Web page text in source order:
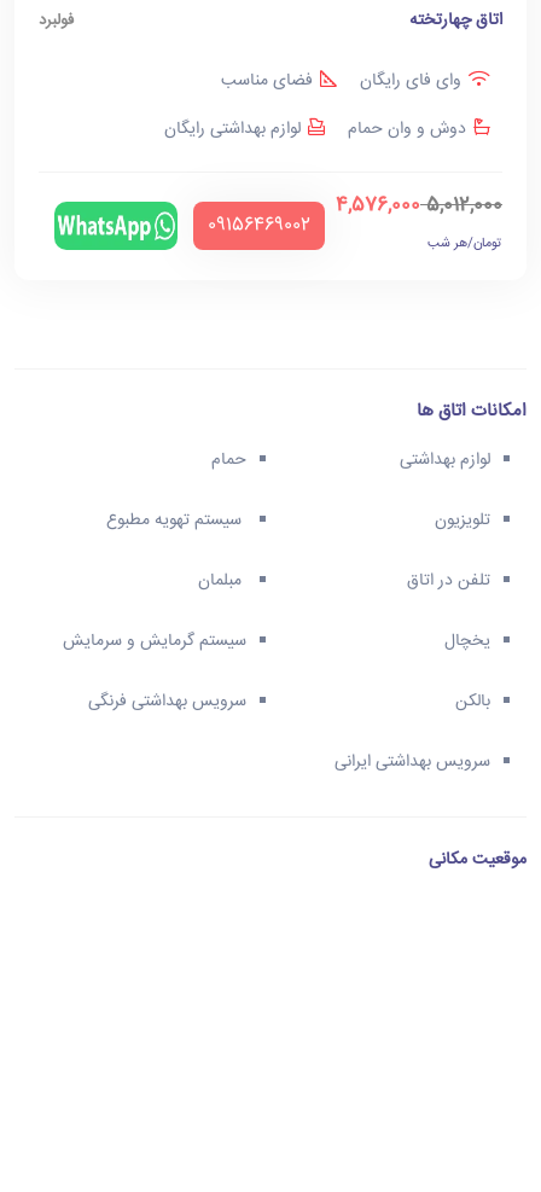
اتاق چهارتخته فولبرد
وای فای رایگان
فضای مناسب
دوش و وان حمام
لوازم بهداشتی رایگان
5,012,000
4,576,000
تومان/هر شب
‪09156469002‬
امکانات اتاق ها
لوازم بهداشتی حمام
تلویزیون سیستم تهویه مطبوع
تلفن در اتاق مبلمان
یخچال سیستم گرمایش و سرمایش
بالکن سرویس بهداشتی فرنگی
سرویس بهداشتی ایرانی
موقعیت مکانی